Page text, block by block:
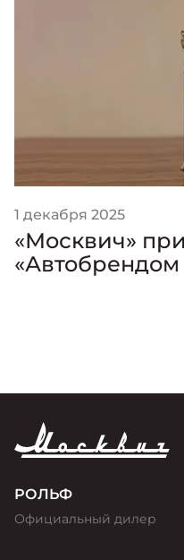
1 декабря 2025
«Москвич»
«Автобрендом
РОЛЬФ
Официальный дилер